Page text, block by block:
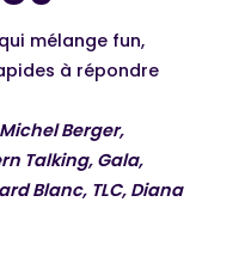
mélange fun,
à répondre
Berger,
Talking, Gala,
Blanc, TLC, Diana